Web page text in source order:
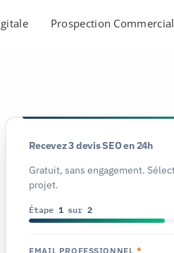
Prospection
Recevez 3 devis SEO en 24h
Gratuit, sans engagement.
projet.
Étape 1sur 2
EMAIL PROFESSIONNEL *